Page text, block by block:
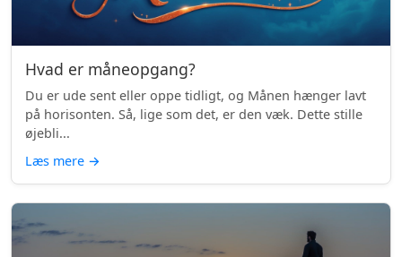
Hvad er måneopgang?
Du er ude sent eller oppe tidligt, og Månen hænger lavt
på horisonten. Så, lige som det, er den væk. Dette stille
øjebli...
Læs mere →